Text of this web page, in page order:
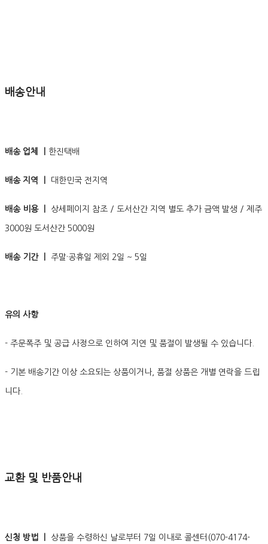
배송안내
배송 업체 ㅣ 한진택배
배송 지역 ㅣ 대한민국 전지역
배송 비용 ㅣ 상세페이지 참조 / 도서산간 지역 별도 추가 금액 발생 / 제주
3000원 도서산간 5000원
배송 기간 ㅣ 주말·공휴일 제외 2일 ~ 5일
유의 사항
- 주문폭주 및 공급 사정으로 인하여 지연 및 품절이 발생될 수 있습니다.
- 기본 배송기간 이상 소요되는 상품이거나, 품절 상품은 개별 연락을 드립
니다.
교환 및 반품안내
신청 방법 ㅣ 상품을 수령하신 날로부터 7일 이내로 콜센터(070-4174-